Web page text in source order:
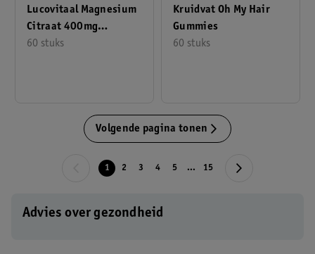
Lucovitaal Magnesium
Citraat 400mg
Tabletten
60 stuks
Kruidvat Oh My Hair
Gummies
60 stuks
Volgende pagina tonen
1 2 3 4 5 ... 15
Advies over gezondheid